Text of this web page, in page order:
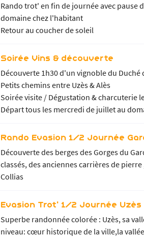
Rando trot' en fin de journée avec
domaine chez l'habitant
Retour au coucher de soleil
Soirée Vins & découverte
Découverte 1h30 d'un vignoble du Duché
Petits chemins entre Uzès & Alès
Soirée visite / Dégustation & charcuterie
Départ tous les mercredi de juillet au
Rando Evasion 1/2 Journée
Découverte des berges des Gorges du
classés, des anciennes carrières de
Collias
Evasion Trot' 1/2 Journée Uzès
Superbe randonnée colorée : Uzès, sa
niveau: cœur historique de la ville,la